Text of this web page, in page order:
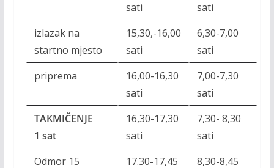
sati
sati
izlazak na
startno mjesto
15,30,-16,00
sati
6,30-7,00
sati
priprema
16,00-16,30
sati
7,00-7,30
sati
TAKMIČENJE
1 sat
16,30-17,30
sati
7,30- 8,30
sati
Odmor 15
17.30-17,45
8,30-8,45